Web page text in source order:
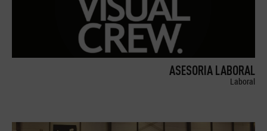
ASESORIA LABORAL
Laboral